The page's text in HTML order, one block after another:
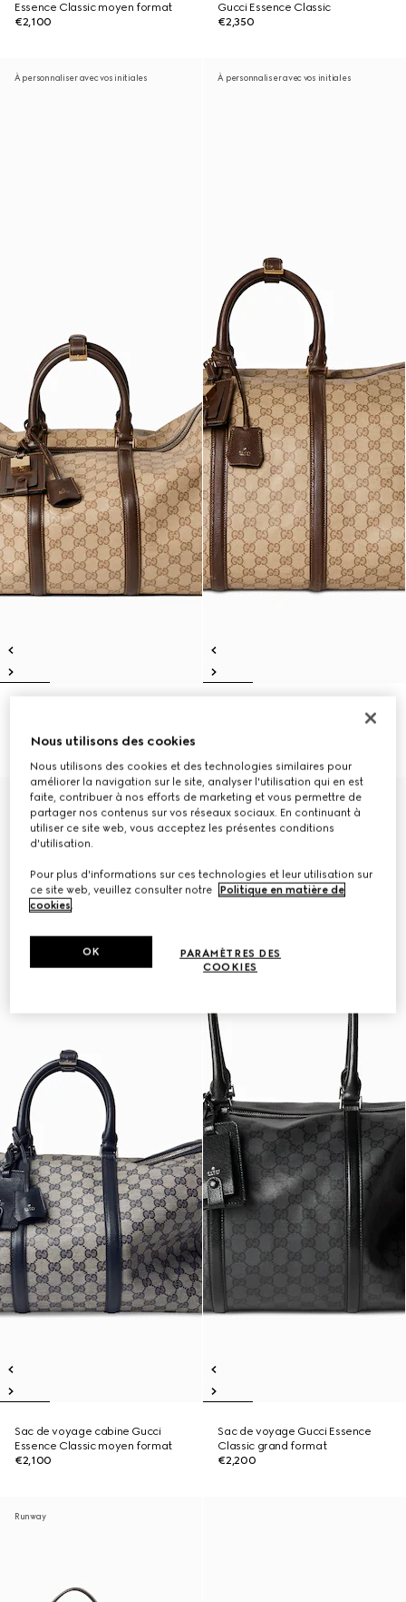
Essence Classic moyen format
€2,100
Gucci Essence Classic
€2,350
À personnaliser avec vos initiales
€2,100
À personnaliser avec vos initiales
Sac de voyage grand format
À personnaliser avec vos initiales
Sac de voyage cabine Gucci
Essence Classic moyen format
€2,100
À personnaliser avec vos initiales
Sac de voyage Gucci Essence
Classic grand format
€2,200
Runway
Nous utilisons des cookies
Nous utilisons des cookies et des technologies similaires pour
améliorer la navigation sur le site, analyser l'utilisation qui en est
faite, contribuer à nos efforts de marketing et vous permettre de
partager nos contenus sur vos réseaux sociaux. En continuant à
utiliser ce site web, vous acceptez les présentes conditions
d'utilisation.
Pour plus d'informations sur ces technologies et leur utilisation sur
ce site web, veuillez consulter notre
Politique en matière de
cookies.
PARAMÈTRES DES
COOKIES
OK